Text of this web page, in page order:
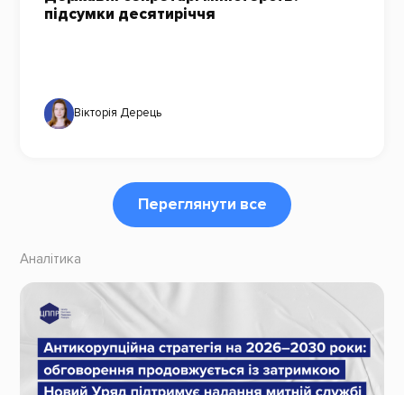
підсумки десятиріччя
Вікторія Дерець
Переглянути все
Аналітика